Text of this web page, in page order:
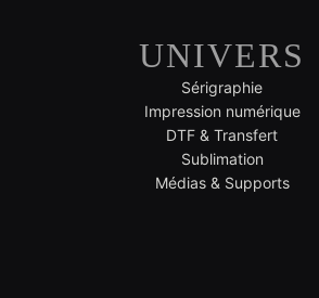
UNIVERS
Sérigraphie
Impression numérique
DTF & Transfert
Sublimation
Médias & Supports